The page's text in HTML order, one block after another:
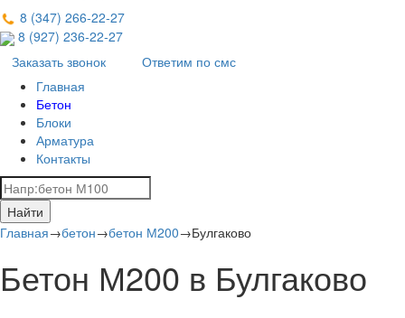
8 (347) 266‑22‑27
8 (927) 236‑22‑27
Заказать звонок
Ответим по смс
Главная
Бетон
Блоки
Арматура
Контакты
Найти
Главная→бетон→бетон М200→Булгаково
Бетон М200 в Булгаково